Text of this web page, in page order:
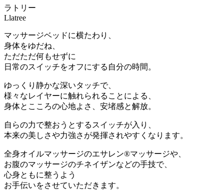
ラトリー
Llatree
マッサージベッドに横たわり、
身体をゆだね、
ただただ何もせずに
日常のスイッチをオフにする自分の時間。
ゆっくり静かな深いタッチで、
様々なレイヤーに触れられることによる、
身体とこころの心地よさ、安堵感と解放。
自らの力で整おうとするスイッチが入り、
本来の美しさや力強さが発揮されやすくなります。
全身オイルマッサージのエサレン®マッサージや、
お腹のマッサージのチネイザンなどの手技で、
心身ともに整うよう
お手伝いをさせていただきます。